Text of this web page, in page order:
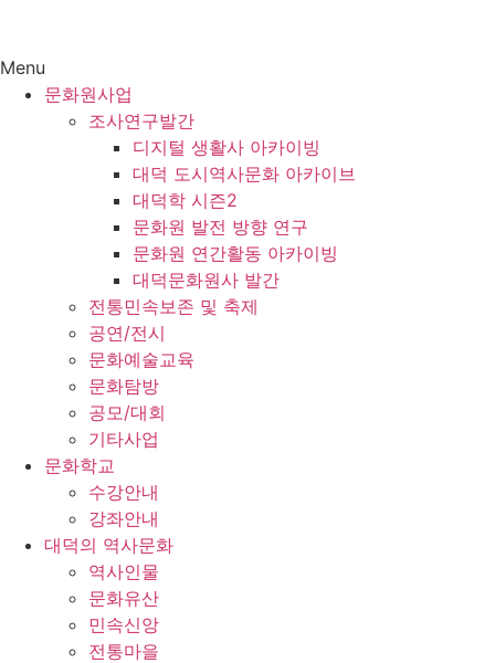
Menu
문화원사업
조사연구발간
디지털 생활사 아카이빙
대덕 도시역사문화 아카이브
대덕학 시즌2
문화원 발전 방향 연구
문화원 연간활동 아카이빙
대덕문화원사 발간
전통민속보존 및 축제
공연/전시
문화예술교육
문화탐방
공모/대회
기타사업
문화학교
수강안내
강좌안내
대덕의 역사문화
역사인물
문화유산
민속신앙
전통마을